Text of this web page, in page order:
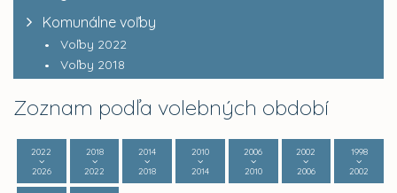
Komunálne voľby
Voľby 2022
Voľby 2018
Zoznam podľa volebných období
2022
2026
2018
2022
2014
2018
2010
2014
2006
2010
2002
2006
1998
2002